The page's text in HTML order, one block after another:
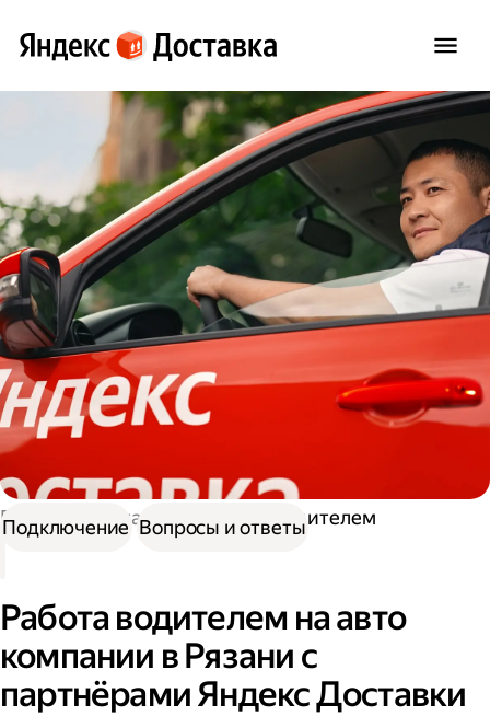
Работа в Доставке Работа водителем
Работа водителем на авто
компании в Рязани с
партнёрами Яндекс Доставки
Подключение Вопросы и ответы